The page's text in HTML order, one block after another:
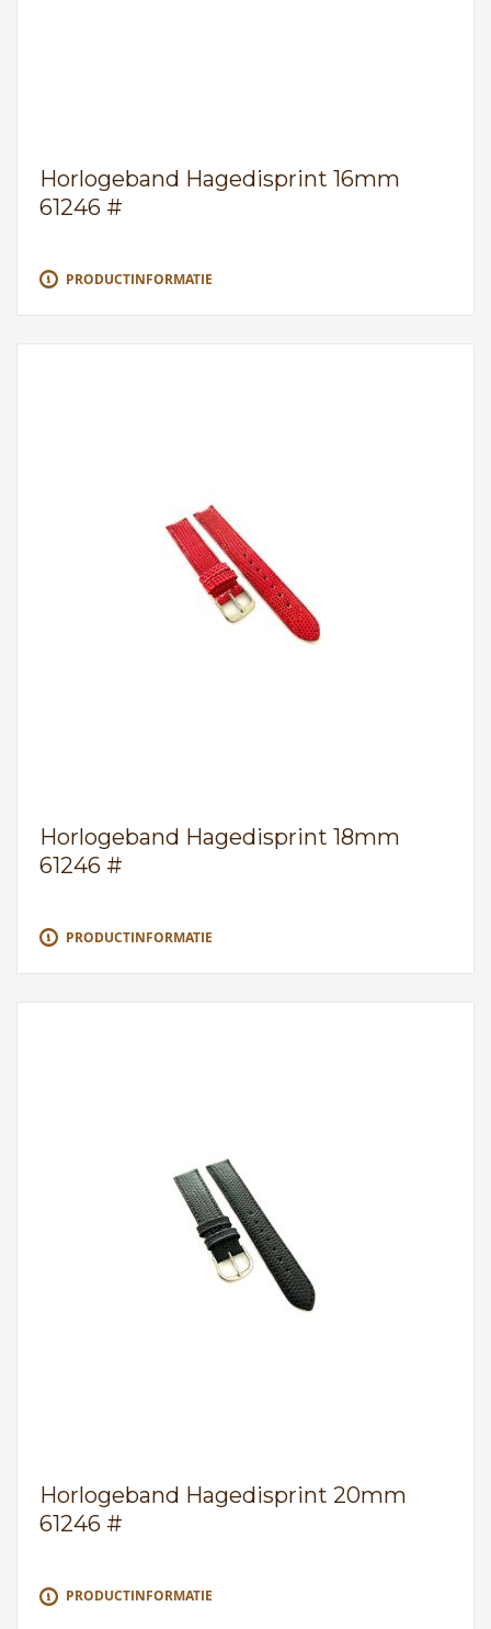
Horlogeband Hagedisprint 16mm
61246 #
PRODUCTINFORMATIE
Horlogeband Hagedisprint 18mm
61246 #
PRODUCTINFORMATIE
Horlogeband Hagedisprint 20mm
61246 #
PRODUCTINFORMATIE